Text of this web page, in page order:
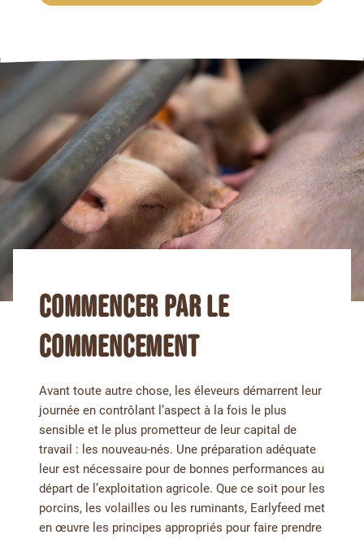
COMMENCER PAR LE
COMMENCEMENT
Avant toute autre chose, les éleveurs démarrent leur
journée en contrôlant l’aspect à la fois le plus
sensible et le plus prometteur de leur capital de
travail : les nouveau-nés. Une préparation adéquate
leur est nécessaire pour de bonnes performances au
départ de l’exploitation agricole. Que ce soit pour les
porcins, les volailles ou les ruminants, Earlyfeed met
en œuvre les principes appropriés pour faire prendre